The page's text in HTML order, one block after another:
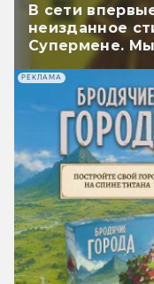
В сети
неизданное
Супермене.
РЕКЛАМА